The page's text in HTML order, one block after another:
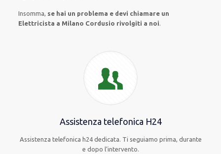
Insomma, se hai un problema e devi chiamare un
Elettricista a Milano Cordusio rivolgiti a noi.
Assistenza telefonica H24
Assistenza telefonica h24 dedicata. Ti seguiamo prima, durante
e dopo l’intervento.